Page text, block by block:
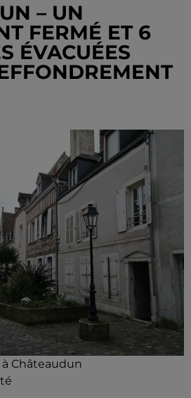
– UN
FERMÉ ET 6
ÉVACUÉES
à Châteaudun